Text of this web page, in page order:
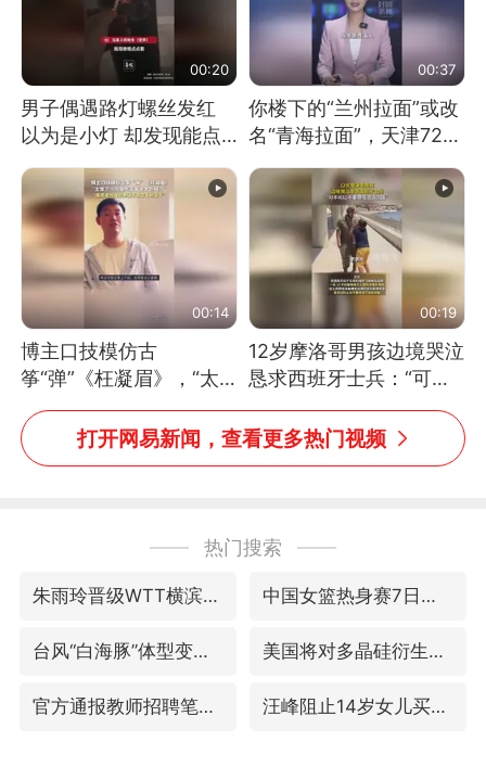
00:20
男子偶遇路灯螺丝发红
以为是小灯 却发现能点
燃香烟 当事人：已报警
处理
00:37
你楼下的“兰州拉面”或改
名“青海拉面”，天津72家
面馆已集体更换招牌
00:14
博主口技模仿古
筝“弹”《枉凝眉》，“太
像了～你是吃古筝长大的
吗？”“或将成为首位考级
不带古筝的选手。”（来
00:19
12岁摩洛哥男孩边境哭泣
恳求西班牙士兵：“可不
可以不要把我遣返回国”
打开网易新闻，查看更多热门视频
热门搜索
朱雨玲晋级WTT横滨冠军赛女单八强 中国女篮热身赛7日将战尼日利亚
台风“白海豚”体型变大！环流面积接近13个浙江那么大 美国将对多晶硅衍生品加征15%关税
官方通报教师招聘笔试前13名被淘汰 汪峰阻止14岁女儿买大牌